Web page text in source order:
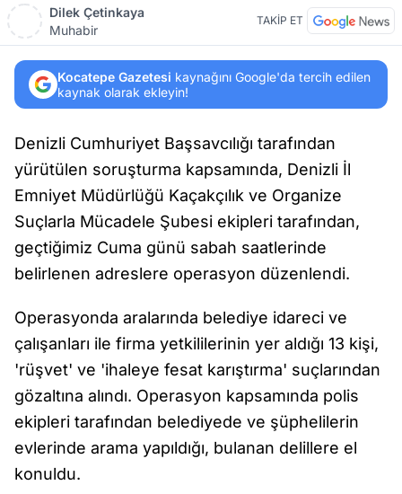
Dilek Çetinkaya
Muhabir
TAKİP ET
Kocatepe Gazetesi kaynağını Google'da tercih edilen
kaynak olarak ekleyin!
Denizli Cumhuriyet Başsavcılığı tarafından
yürütülen soruşturma kapsamında, Denizli İl
Emniyet Müdürlüğü Kaçakçılık ve Organize
Suçlarla Mücadele Şubesi ekipleri tarafından,
geçtiğimiz Cuma günü sabah saatlerinde
belirlenen adreslere operasyon düzenlendi.
Operasyonda aralarında belediye idareci ve
çalışanları ile firma yetkililerinin yer aldığı 13 kişi,
'rüşvet' ve 'ihaleye fesat karıştırma' suçlarından
gözaltına alındı. Operasyon kapsamında polis
ekipleri tarafından belediyede ve şüphelilerin
evlerinde arama yapıldığı, bulanan delillere el
konuldu.